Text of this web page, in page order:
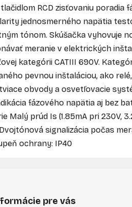
RCD zisťovaniu poradia
jednosmerného napätia
tónom. Skúšačka vyhovuje
meranie v elektrických
kategórii CATIII 690V.
pevnou inštaláciou, ako
obvody a osvetľovacie
fázového napätia aj bez
Malý prúd Is (1.85mA pri 230V,
signalizácia počas
ochrany: IP40
pre vás